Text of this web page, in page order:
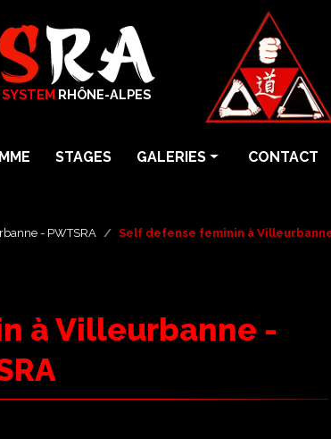
RHÔNE-ALPES
STAGES GALERIES
Vidéos
CONTACT
- PWTSRA Self defense feminin à
à Villeurbanne -